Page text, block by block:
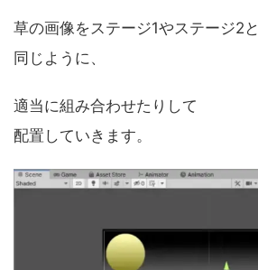
草の画像をステージ1やステージ2と
同じように、
適当に組み合わせたりして
配置していきます。